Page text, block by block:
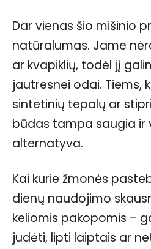
Dar vienas šio mišinio
natūralumas. Jame
ar kvapiklių, todėl jį
jautresnei odai. Tiems,
sintetinių tepalų ar
būdas tampa saugia ir
alternatyva.
Kai kurie žmonės
dienų naudojimo
keliomis pakopomis –
judėti, lipti laiptais ar